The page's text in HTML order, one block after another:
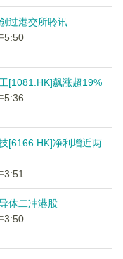
过港交所聆讯
5:50
[1081.HK]飙涨超19%
5:36
[6166.HK]净利增近两
3:51
体二冲港股
3:50